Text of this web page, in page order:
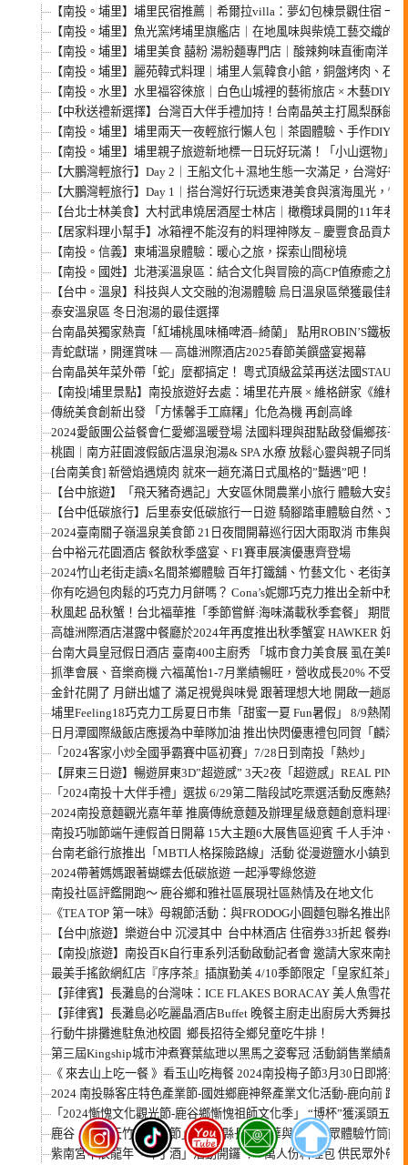
【南投。埔里】埔里民宿推薦｜希爾拉villa：夢幻包棟景觀住宿 一
【南投。埔里】魚光窯烤埔里旗艦店｜在地風味與柴燒工藝交織的
【南投。埔里】埔里美食 囍粉 湯粉麵專門店｜酸辣夠味直衝南洋
【南投。埔里】麗苑韓式料理｜埔里人氣韓食小館，銅盤烤肉、石
【南投。水里】水里福容徠旅｜白色山城裡的藝術旅店 × 木藝DIY ×
【中秋送禮新選擇】台灣百大伴手禮加持！台南晶英主打鳳梨酥餅 ×
【南投。埔里】埔里兩天一夜輕旅行懶人包｜茶園體驗、手作DIY
【南投。埔里】埔里親子旅遊新地標一日玩好玩滿！「小山選物」
【大鵬灣輕旅行】Day 2｜王船文化＋濕地生態一次滿足，台灣好行
【大鵬灣輕旅行】Day 1｜搭台灣好行玩透東港美食與濱海風光，懶
【台北士林美食】大村武串燒居酒屋士林店｜橄欖球員開的11年老
【居家料理小幫手】冰箱裡不能沒有的料理神隊友 – 慶豐食品貢丸！
【南投。信義】東埔溫泉體驗：暖心之旅，探索山間秘境
【南投。國姓】北港溪溫泉區：結合文化與冒險的高CP值療癒之旅
【台中。溫泉】科技與人文交融的泡湯體驗 烏日溫泉區榮獲最佳新
泰安溫泉區 冬日泡湯的最佳選擇
台南晶英獨家熱賣「紅埔桃風味桶啤酒–綺蘭」 點用ROBIN’S鐵板
青蛇獻瑞，開運賞味 — 高雄洲際酒店2025春節美饌盛宴揭幕
台南晶英年菜外帶「蛇」麼都搞定！ 粵式頂級盆菜再送法國STAUB
【南投|埔里景點】南投旅遊好去處：埔里花卉展 × 維格餅家《維格
傳統美食創新出發 「方愫馨手工麻糬」化危為機 再創高峰
2024愛飯團公益餐會仁愛鄉溫暖登場 法國料理與甜點啟發偏鄉孩子
桃園｜南方莊園渡假飯店溫泉泡湯& SPA 水療 放鬆心靈與親子同樂
[台南美食] 新營焰遇燒肉 就來一趟充滿日式風格的”豔遇”吧！
【台中旅遊】「飛天豬奇遇記」大安區休閒農業小旅行 體驗大安美
【台中低碳旅行】后里泰安低碳旅行一日遊 騎腳踏車體驗自然、文
2024臺南關子嶺溫泉美食節 21日夜間開幕巡行因大雨取消 市集與舞
台中裕元花園酒店 餐飲秋季盛宴、F1賽車展演優惠齊登場
2024竹山老街走讀x名間茶鄉體驗 百年打鐵舖、竹藝文化、老街美
你有吃過包肉鬆的巧克力月餅嗎？ Cona’s妮娜巧克力推出全新中秋
秋風起 品秋蟹！台北福華推「季節嘗鮮·海味滿載秋季套餐」 期間
高雄洲際酒店湛露中餐廳於2024年再度推出秋季蟹宴 HAWKER 好
台南大員皇冠假日酒店 臺南400主廚秀 「城市食力美食展 虱在美味
抓準會展、音樂商機 六福萬怡1-7月業績暢旺，營收成長20% 不受
金針花開了 月餅出爐了 滿足視覺與味覺 跟著理想大地 開啟一趟感
埔里Feeling18巧克力工房夏日市集「甜蜜一夏 Fun暑假」 8/9熱鬧登
日月潭國際級飯店應援為中華隊加油 推出快閃優惠禮包同賀「麟
「2024客家小炒全國爭霸賽中區初賽」7/28日到南投「熱炒」
【屏東三日遊】暢遊屏東3D”超遊感” 3天2夜「超遊感」REAL
「2024南投十大伴手禮」選拔 6/29第二階段試吃票選活動反應熱烈
2024南投意麵觀光嘉年華 推廣傳統意麵及辦理星級意麵創意料理爭
南投巧咖節端午連假首日開幕 15大主題6大展售區迎賓 千人手沖、
台南老爺行旅推出「MBTI人格探險路線」活動 從漫遊鹽水小鎮到
2024帶著媽媽跟著蝴蝶去低碳旅遊 一起淨零綠悠遊
南投社區評鑑開跑～ 鹿谷鄉和雅社區展現社區熱情及在地文化
《TEA TOP 第一味》母親節活動：與FRODOG小圓麵包聯名推出限
【台中|旅遊】樂遊台中 沉浸其中 台中林酒店 住宿券33折起 餐券88
【南投|旅遊】南投百K自行車系列活動啟動記者會 邀請大家來南投
最美手搖飲網紅店『序序茶』插旗勤美 4/10季節限定「皇家紅茶」
【菲律賓】長灘島的台灣味：ICE FLAKES BORACAY 美人魚雪花冰
【菲律賓】長灘島必吃麗晶酒店Buffet 晚餐主廚走出廚房大秀舞技
行動牛排攤進駐魚池校園 鄉長招待全鄉兒童吃牛排！
第三屆Kingship城市沖煮賽葉紘玴以黑馬之姿奪冠 活動銷售業績飆
《 來去山上吃一餐 》看玉山吃梅餐 2024南投梅子節3月30日即將登
2024 南投縣客庄特色產業節-國姓鄉鹿神祭產業文化活動-鹿向前 跑
「2024慚愧文化觀光節-鹿谷鄉慚愧祖師文化季」 “博杯”獲溪頭五星
鹿谷「小半天竹夢森活節」開幕 縣長許淑華與逾千民眾體驗竹筒飯
紫南宮甲辰龍年「呷丁酒」活動開鑼 ！ 7萬人份料理包 供民眾外帶